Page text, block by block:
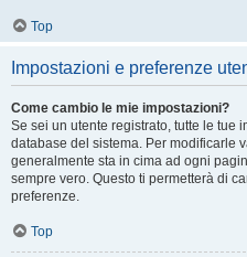
Top
Impostazioni e preferenze
Come cambio le mie impostazioni?
Se sei un utente registrato, tutte le tue
database del sistema. Per modificarle
generalmente sta in cima ad ogni
sempre vero. Questo ti permetterà di
preferenze.
Top